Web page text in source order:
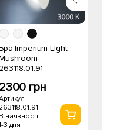
Imperium Light
263118.01.91
2300 грн
В наявності
3 дня